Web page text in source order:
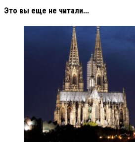
Это вы еще не читали...